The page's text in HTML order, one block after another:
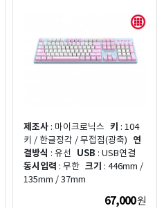
제조사 : 마이크로닉스 키 : 104
키 / 한글정각 / 무접점(광축) 연
결방식 : 유선 USB : USB연결
동시입력 : 무한 크기 : 446mm /
135mm / 37mm
67,000원